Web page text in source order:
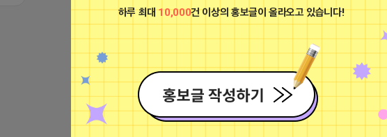
하루 최대10,000건 이상의 홍보글이 올라오고 있습니다!
비공개